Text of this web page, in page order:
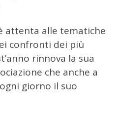
attenta alle tematiche
confronti dei più
rinnova la sua
che anche a
giorno il suo